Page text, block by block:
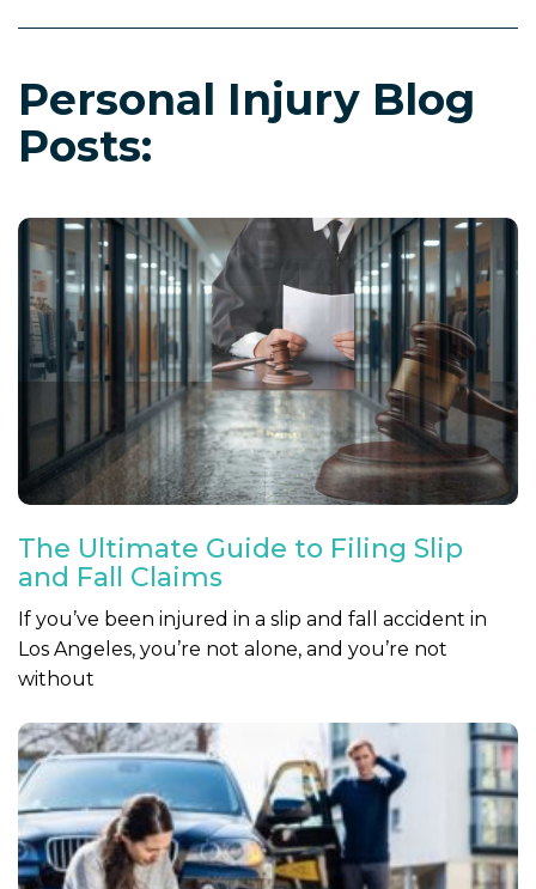
Personal Injury Blog
Posts:
The Ultimate Guide to Filing Slip
and Fall Claims
If you’ve been injured in a slip and fall accident in
Los Angeles, you’re not alone, and you’re not
without